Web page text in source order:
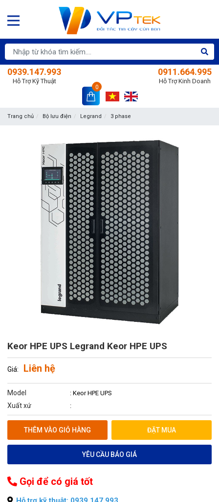
0939.147.993
Hỗ Trợ Kỹ Thuật
0911.664.995
Hỗ Trợ Kinh Doanh
0
Trang chủ Bộ lưu điện Legrand 3 phase
Keor HPE UPS Legrand Keor HPE UPS
Giá: Liên hệ
Model : Keor HPE UPS
Xuất xứ :
THÊM VÀO GIỎ HÀNG ĐẶT MUA
YÊU CẦU BÁO GIÁ
Gọi để có giá tốt